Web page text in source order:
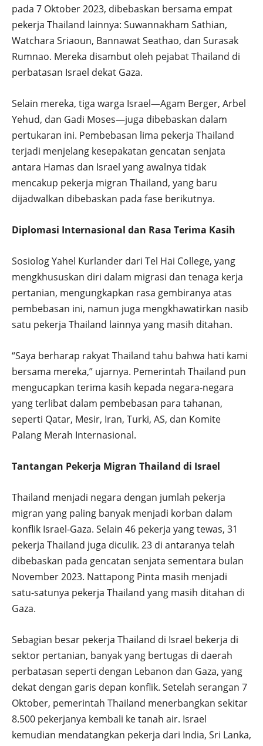
pada 7 Oktober 2023, dibebaskan bersama empat
pekerja Thailand lainnya: Suwannakham Sathian,
Watchara Sriaoun, Bannawat Seathao, dan Surasak
Rumnao. Mereka disambut oleh pejabat Thailand di
perbatasan Israel dekat Gaza.
Selain mereka, tiga warga Israel—Agam Berger, Arbel
Yehud, dan Gadi Moses—juga dibebaskan dalam
pertukaran ini. Pembebasan lima pekerja Thailand
terjadi menjelang kesepakatan gencatan senjata
antara Hamas dan Israel yang awalnya tidak
mencakup pekerja migran Thailand, yang baru
dijadwalkan dibebaskan pada fase berikutnya.
Diplomasi Internasional dan Rasa Terima Kasih
Sosiolog Yahel Kurlander dari Tel Hai College, yang
mengkhususkan diri dalam migrasi dan tenaga kerja
pertanian, mengungkapkan rasa gembiranya atas
pembebasan ini, namun juga mengkhawatirkan nasib
satu pekerja Thailand lainnya yang masih ditahan.
“Saya berharap rakyat Thailand tahu bahwa hati kami
bersama mereka,” ujarnya. Pemerintah Thailand pun
mengucapkan terima kasih kepada negara-negara
yang terlibat dalam pembebasan para tahanan,
seperti Qatar, Mesir, Iran, Turki, AS, dan Komite
Palang Merah Internasional.
Tantangan Pekerja Migran Thailand di Israel
Thailand menjadi negara dengan jumlah pekerja
migran yang paling banyak menjadi korban dalam
konflik Israel-Gaza. Selain 46 pekerja yang tewas, 31
pekerja Thailand juga diculik. 23 di antaranya telah
dibebaskan pada gencatan senjata sementara bulan
November 2023. Nattapong Pinta masih menjadi
satu-satunya pekerja Thailand yang masih ditahan di
Gaza.
Sebagian besar pekerja Thailand di Israel bekerja di
sektor pertanian, banyak yang bertugas di daerah
perbatasan seperti dengan Lebanon dan Gaza, yang
dekat dengan garis depan konflik. Setelah serangan 7
Oktober, pemerintah Thailand menerbangkan sekitar
8.500 pekerjanya kembali ke tanah air. Israel
kemudian mendatangkan pekerja dari India, Sri Lanka,